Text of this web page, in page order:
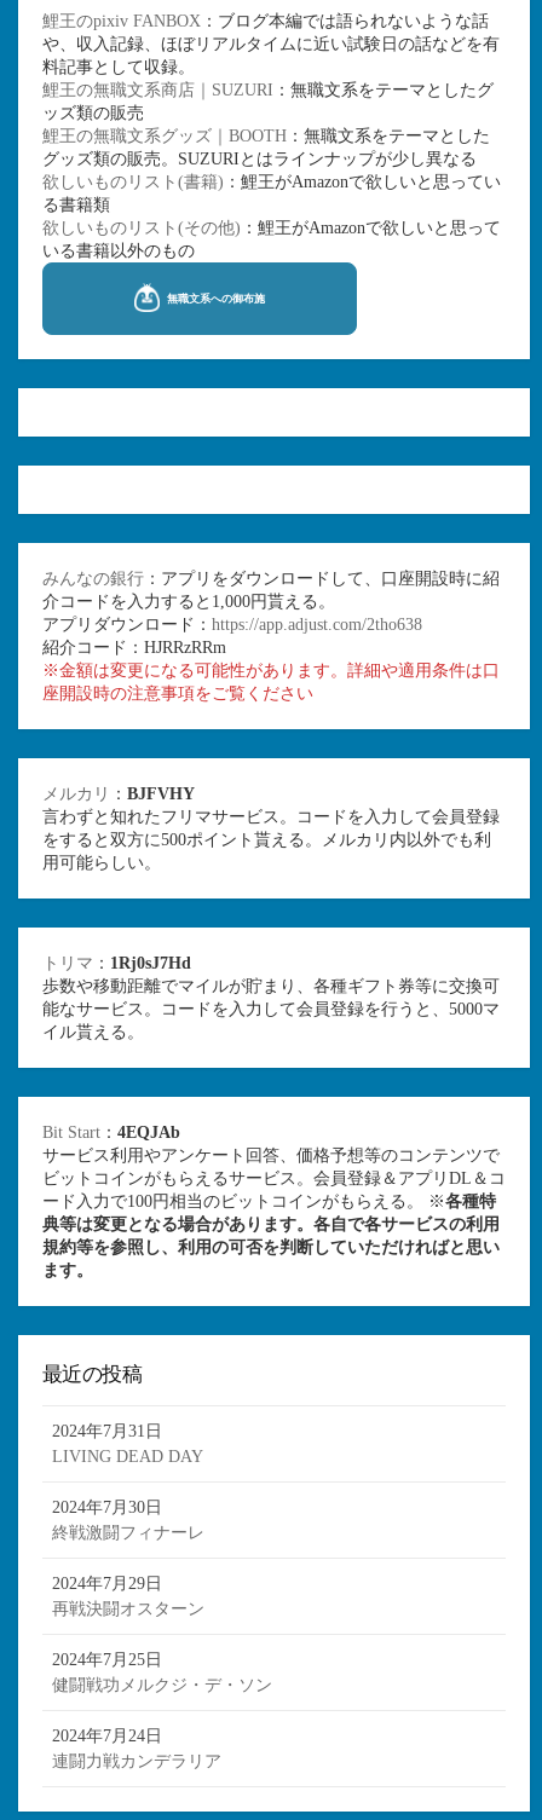
鯉王のpixiv FANBOX ：ブログ本編では語られないような話
や、収入記録、ほぼリアルタイムに近い試験日の話などを有
料記事として収録。
鯉王の無職文系商店｜SUZURI ：無職文系をテーマとしたグ
ッズ類の販売
鯉王の無職文系グッズ｜BOOTH ：無職文系をテーマとした
グッズ類の販売。SUZURIとはラインナップが少し異なる
欲しいものリスト(書籍) ：鯉王がAmazonで欲しいと思ってい
る書籍類
欲しいものリスト(その他) ：鯉王がAmazonで欲しいと思って
いる書籍以外のもの
みんなの銀行 ：アプリをダウンロードして、口座開設時に紹
介コードを入力すると1,000円貰える。
アプリダウンロード： https://app.adjust.com/2tho638
紹介コード：HJRRzRRm
※金額は変更になる可能性があります。詳細や適用条件は口
座開設時の注意事項をご覧ください
メルカリ ： BJFVHY
言わずと知れたフリマサービス。コードを入力して会員登録
をすると双方に500ポイント貰える。メルカリ内以外でも利
用可能らしい。
トリマ ： 1Rj0sJ7Hd
歩数や移動距離でマイルが貯まり、各種ギフト券等に交換可
能なサービス。コードを入力して会員登録を行うと、5000マ
イル貰える。
Bit Start ： 4EQJAb
サービス利用やアンケート回答、価格予想等のコンテンツで
ビットコインがもらえるサービス。会員登録＆アプリDL＆コ
ード入力で100円相当のビットコインがもらえる。 ※各種特
典等は変更となる場合があります。各自で各サービスの利用
規約等を参照し、利用の可否を判断していただければと思い
ます。
最近の投稿
2024年7月31日
LIVING DEAD DAY
2024年7月30日
終戦激闘フィナーレ
2024年7月29日
再戦決闘オスターン
2024年7月25日
健闘戦功メルクジ・デ・ソン
2024年7月24日
連闘力戦カンデラリア